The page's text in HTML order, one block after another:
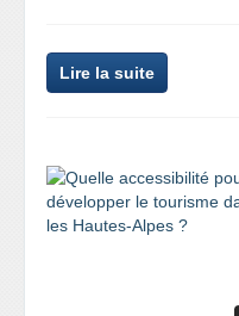
Lire la suite